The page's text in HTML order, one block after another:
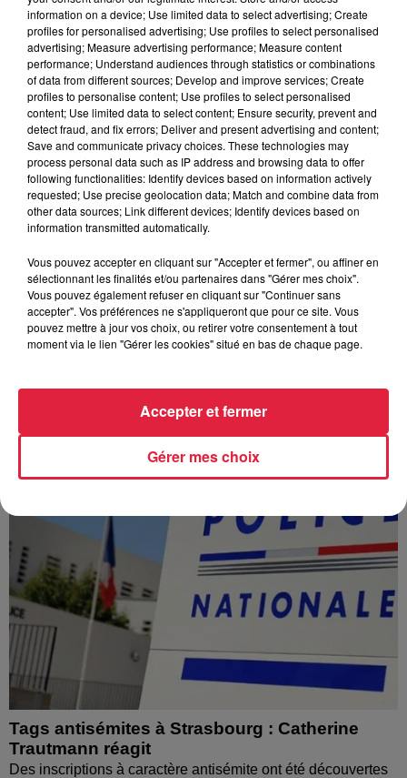
À Hoerdt, de l’eau brune sort des robinets
Depuis plusieurs jours, des habitants de Hoerdt ont vu de
Tags antisémites à Strasbourg : Catherine
Trautmann réagit
Des inscriptions à caractère antisémite ont été découvertes
information on a device; Use limited data to select advertising; Create
profiles for personalised advertising; Use profiles to select personalised
advertising; Measure advertising performance; Measure content
performance; Understand audiences through statistics or combinations
of data from different sources; Develop and improve services; Create
profiles to personalise content; Use profiles to select personalised
content; Use limited data to select content; Ensure security, prevent and
detect fraud, and fix errors; Deliver and present advertising and content;
Save and communicate privacy choices. These technologies may
process personal data such as IP address and browsing data to offer
following functionalities: Identify devices based on information actively
requested; Use precise geolocation data; Match and combine data from
other data sources; Link different devices; Identify devices based on
information transmitted automatically.
Vous pouvez accepter en cliquant sur "Accepter et fermer", ou affiner en
sélectionnant les finalités et/ou partenaires dans "Gérer mes choix".
Vous pouvez également refuser en cliquant sur "Continuer sans
accepter". Vos préférences ne s'appliqueront que pour ce site. Vous
pouvez mettre à jour vos choix, ou retirer votre consentement à tout
moment via le lien "Gérer les cookies" situé en bas de chaque page.
Gérer mes choix
Accepter et fermer